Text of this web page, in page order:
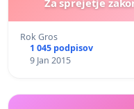
Rok Gros
1 045 podpisov
9 Jan 2015